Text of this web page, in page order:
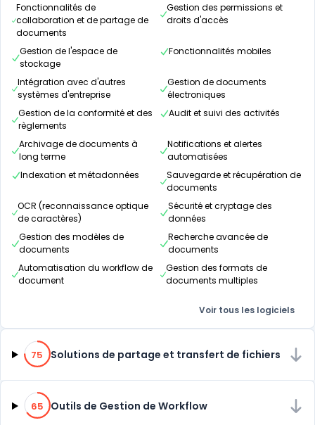
Fonctionnalités de
collaboration et de partage de
documents
Gestion des permissions et
droits d'accès
Gestion de l'espace de
stockage
Fonctionnalités mobiles
Intégration avec d'autres
systèmes d'entreprise
Gestion de documents
électroniques
Gestion de la conformité et des
règlements
Audit et suivi des activités
Archivage de documents à
long terme
Notifications et alertes
automatisées
Indexation et métadonnées
Sauvegarde et récupération de
documents
OCR (reconnaissance optique
de caractères)
Sécurité et cryptage des
données
Gestion des modèles de
documents
Recherche avancée de
documents
Automatisation du workflow de
document
Gestion des formats de
documents multiples
Voir tous les logiciels
75% de compatibilité
75 Solutions de partage et transfert de fichiers
65% de compatibilité
65 Outils de Gestion de Workflow